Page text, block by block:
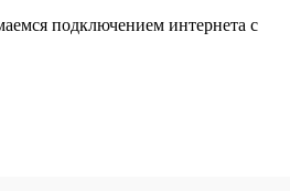
подключением интернета с